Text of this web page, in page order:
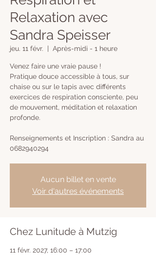
Relaxation avec
Sandra Speisser
jeu. 11 févr. Après-midi - 1 heure
Venez faire une vraie pause !
Pratique douce accessible à tous, sur
chaise ou sur le tapis avec différents
exercices de respiration consciente, peu
de mouvement, méditation et relaxation
profonde.
Renseignements et Inscription : Sandra au
0682940294
Aucun billet en vente
Voir d'autres événements
Chez Lunitude à Mutzig
11 févr. 2027, 16:00 – 17:00